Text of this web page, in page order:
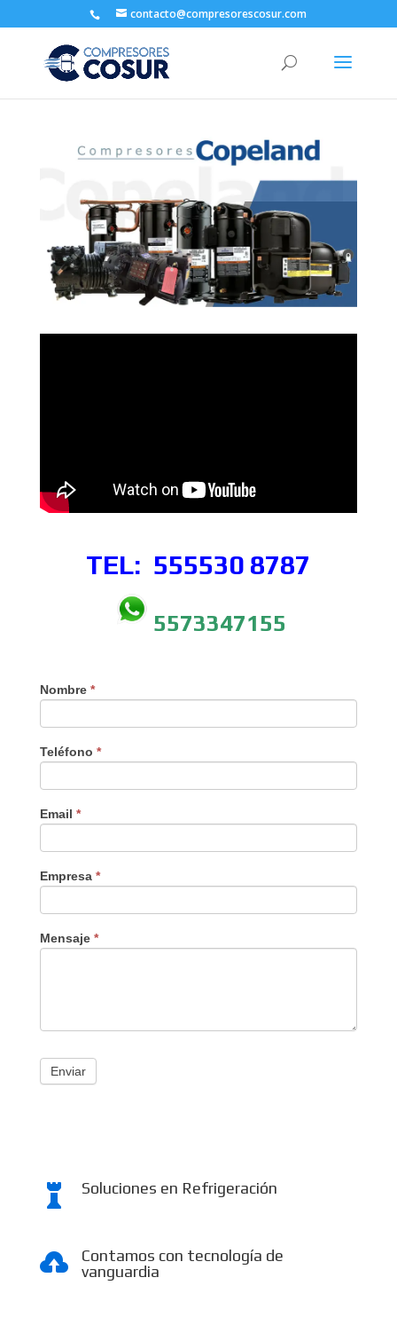
contacto@compresorescosur.com
TEL: 555530 8787
5573347155
Nombre *
Teléfono *
Email *
Empresa *
Mensaje *
Enviar
 Soluciones en Refrigeración

Contamos con tecnología de
vanguardia